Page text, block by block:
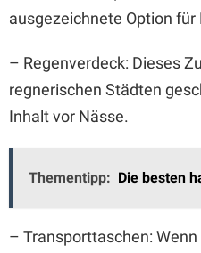
ausgezeichnete Option für
– Regenverdeck: Dieses
regnerischen Städten
Inhalt vor Nässe.
Thementipp: Die besten
– Transporttaschen: